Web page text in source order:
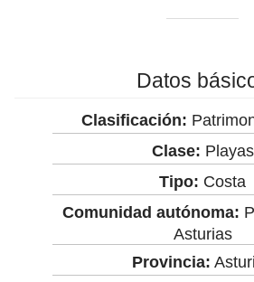
Datos
Clasificación:
Clase: Playas
Tipo: Costa
Comunidad autónoma:
Asturias
Provincia: